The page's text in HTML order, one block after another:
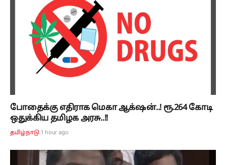
போதைக்கு எதிராக மெகா ஆக்‌ஷன்..! ரூ.264 கோடி
ஒதுக்கிய தமிழக அரசு..!!
தமிழ்நாடு 1 hour ago